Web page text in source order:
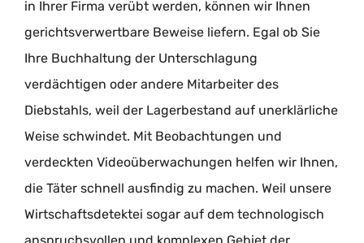
in Ihrer Firma verübt werden, können wir Ihnen
gerichtsverwertbare Beweise liefern. Egal ob Sie
Ihre Buchhaltung der Unterschlagung
verdächtigen oder andere Mitarbeiter des
Diebstahls, weil der Lagerbestand auf unerklärliche
Weise schwindet. Mit Beobachtungen und
verdeckten Videoüberwachungen helfen wir Ihnen,
die Täter schnell ausfindig zu machen. Weil unsere
Wirtschaftsdetektei sogar auf dem technologisch